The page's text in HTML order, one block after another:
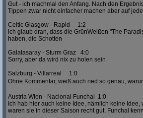
Gut - ich machmal den Anfang. Nach den
Tippen zwar nicht einfacher machen aber auf
Celtic Glasgow - Rapid 1:2
ich glaub dran, dass die GrünWeißen "The
haben, die Schotten
Galatasaray - Sturm Graz 4:0
Sorry, aber da wird nix zu holen sein
Salzburg - Villarreal 1:0
Ohne Kommentar, weiß auch ned so genau,
Austria Wien - Nacional Funchal 1:0
Ich hab hier auch keine Idee, nämlich keine
waren sie in dieser Saison recht gut. Funchal